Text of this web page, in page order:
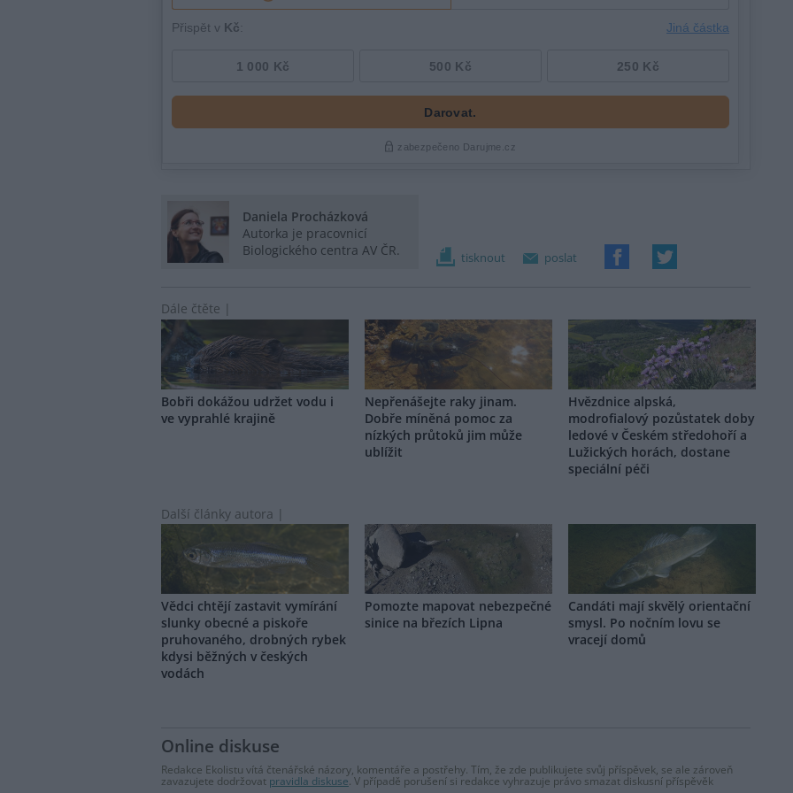
Daniela Procházková
Autorka je pracovnicí
Biologického centra AV ČR.
tisknout poslat
Dále čtěte |
Bobři dokážou udržet vodu i
ve vyprahlé krajině
Nepřenášejte raky jinam.
Dobře míněná pomoc za
nízkých průtoků jim může
ublížit
Hvězdnice alpská,
modrofialový pozůstatek doby
ledové v Českém středohoří a
Lužických horách, dostane
speciální péči
Další články autora |
Vědci chtějí zastavit vymírání
slunky obecné a piskoře
pruhovaného, drobných rybek
kdysi běžných v českých
vodách
Pomozte mapovat nebezpečné
sinice na březích Lipna
Candáti mají skvělý orientační
smysl. Po nočním lovu se
vracejí domů
Online diskuse
Redakce Ekolistu vítá čtenářské názory, komentáře a postřehy. Tím, že zde publikujete svůj příspěvek, se ale zároveň
zavazujete dodržovat pravidla diskuse. V případě porušení si redakce vyhrazuje právo smazat diskusní příspěvěk